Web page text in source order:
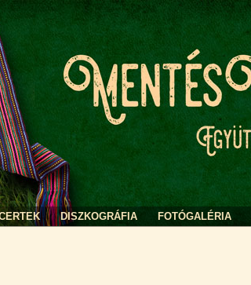
DISZKOGRÁFIA FOTÓGALÉRIA